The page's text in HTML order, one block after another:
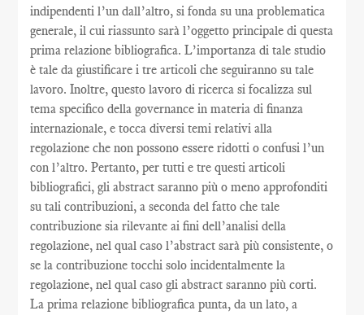
indipendenti l’un dall’altro, si fonda su una problematica
generale, il cui riassunto sarà l’oggetto principale di questa
prima relazione bibliografica. L’importanza di tale studio
è tale da giustificare i tre articoli che seguiranno su tale
lavoro. Inoltre, questo lavoro di ricerca si focalizza sul
tema specifico della governance in materia di finanza
internazionale, e tocca diversi temi relativi alla
regolazione che non possono essere ridotti o confusi l’un
con l’altro. Pertanto, per tutti e tre questi articoli
bibliografici, gli abstract saranno più o meno approfonditi
su tali contribuzioni, a seconda del fatto che tale
contribuzione sia rilevante ai fini dell’analisi della
regolazione, nel qual caso l’abstract sarà più consistente, o
se la contribuzione tocchi solo incidentalmente la
regolazione, nel qual caso gli abstract saranno più corti.
La prima relazione bibliografica punta, da un lato, a